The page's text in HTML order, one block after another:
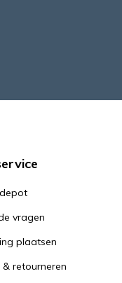
vragen
plaatsen
retourneren